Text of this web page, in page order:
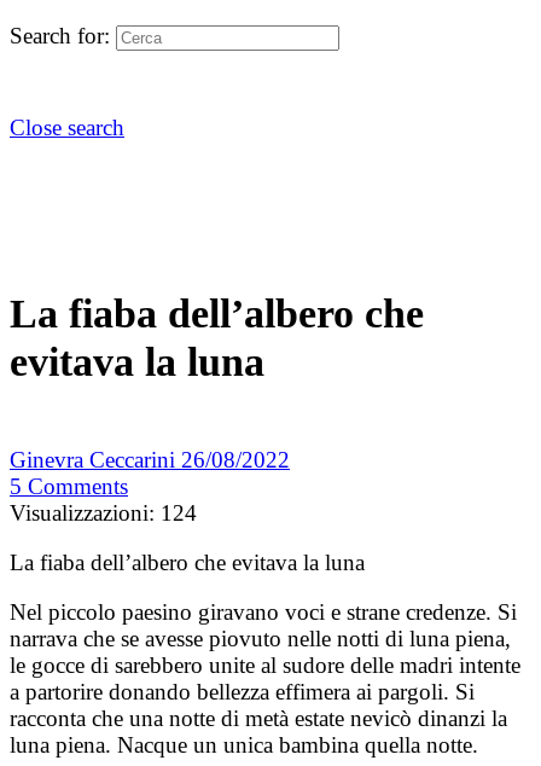
Search for:
Close search
La fiaba dell’albero che
evitava la luna
Ginevra Ceccarini 26/08/2022
5 Comments
Visualizzazioni: 124
La fiaba dell’albero che evitava la luna
Nel piccolo paesino giravano voci e strane credenze. Si
narrava che se avesse piovuto nelle notti di luna piena,
le gocce di sarebbero unite al sudore delle madri intente
a partorire donando bellezza effimera ai pargoli. Si
racconta che una notte di metà estate nevicò dinanzi la
luna piena. Nacque un unica bambina quella notte.